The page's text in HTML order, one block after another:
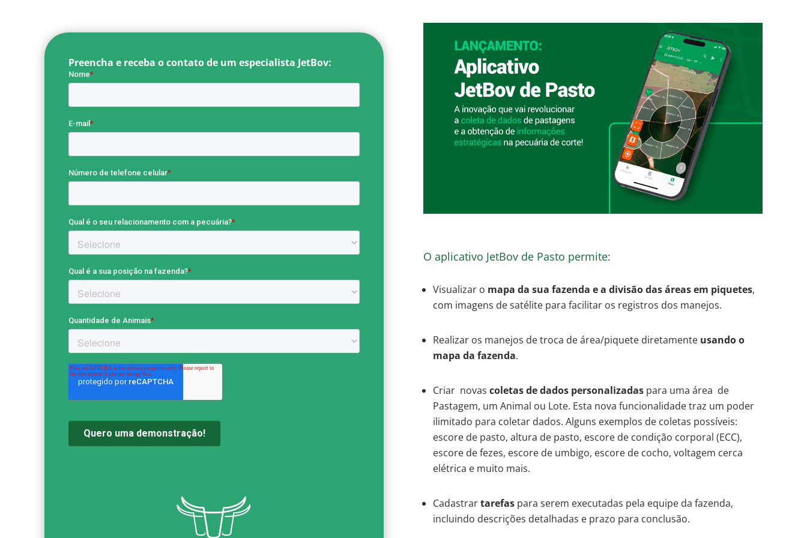
Preencha e receba o contato de um especialista JetBov:
O aplicativo JetBov de Pasto permite:
Visualizar o mapa da sua fazenda e a divisão das áreas em piquetes,
com imagens de satélite para facilitar os registros dos manejos.
Realizar os manejos de troca de área/piquete diretamente usando o
mapa da fazenda.
Criar novas coletas de dados personalizadaspara uma área de
Pastagem, um Animal ou Lote. Esta nova funcionalidade traz um poder
ilimitado para coletar dados. Alguns exemplos de coletas possíveis:
escore de pasto, altura de pasto, escore de condição corporal (ECC),
escore de fezes, escore de umbigo, escore de cocho, voltagem cerca
elétrica e muito mais.
Cadastrartarefaspara serem executadas pela equipe da fazenda,
incluindo descrições detalhadas e prazo para conclusão.